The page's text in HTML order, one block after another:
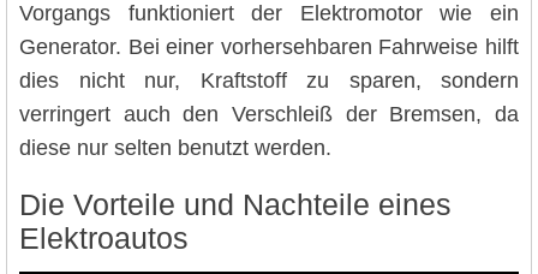
Vorgangs funktioniert der Elektromotor wie ein
Generator. Bei einer vorhersehbaren Fahrweise hilft
dies nicht nur, Kraftstoff zu sparen, sondern
verringert auch den Verschleiß der Bremsen, da
diese nur selten benutzt werden.
Die Vorteile und Nachteile eines
Elektroautos